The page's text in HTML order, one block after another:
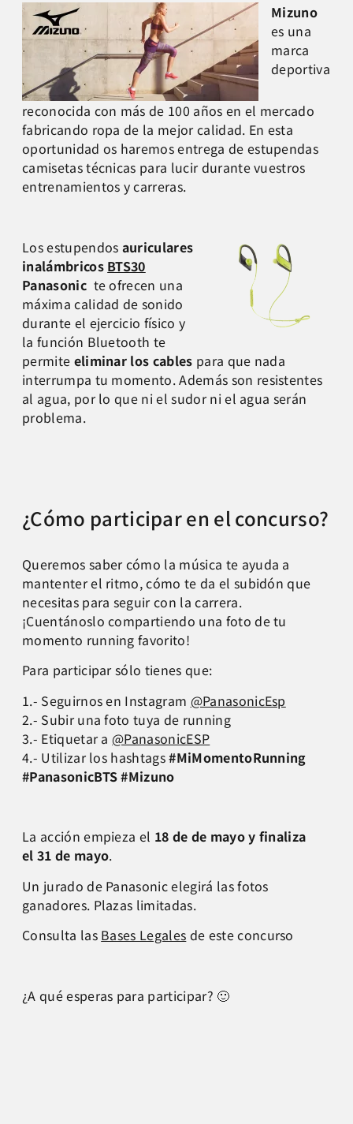
Mizuno
es una
marca
deportiva
reconocida con más de 100 años en el mercado
fabricando ropa de la mejor calidad. En esta
oportunidad os haremos entrega de estupendas
camisetas técnicas para lucir durante vuestros
entrenamientos y carreras.
Los estupendos auriculares
inalámbricos BTS30
Panasonicte ofrecen una
máxima calidad de sonido
durante el ejercicio físico y
la función Bluetooth te
permite eliminar los cables para que nada
interrumpa tu momento. Además son resistentes
al agua, por lo que ni el sudor ni el agua serán
problema.
¿Cómo participar en el concurso?
Queremos saber cómo la música te ayuda a
mantenter el ritmo, cómo te da el subidón que
necesitas para seguir con la carrera.
¡Cuentánoslo compartiendo una foto de tu
momento running favorito!
Para participar sólo tienes que:
1.- Seguirnos en Instagram @PanasonicEsp
2.- Subir una foto tuya de running
3.- Etiquetar a @PanasonicESP
4.- Utilizar los hashtags#MiMomentoRunning
#PanasonicBTS #Mizuno
La acción empieza el 18 de de mayo y finaliza
el 31 de mayo.
Un jurado de Panasonic elegirá las fotos
ganadores. Plazas limitadas.
Consulta las Bases Legales de este concurso
¿A qué esperas para participar? 🙂